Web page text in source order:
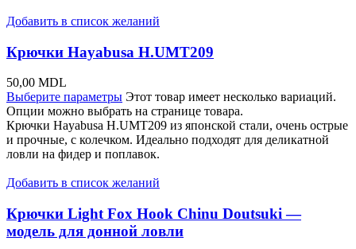
Добавить в список желаний
Крючки Hayabusa H.UMT209
50,00 MDL
Выберите параметры Этот товар имеет несколько вариаций.
Опции можно выбрать на странице товара.
Крючки Hayabusa H.UMT209 из японской стали, очень острые
и прочные, с колечком. Идеально подходят для деликатной
ловли на фидер и поплавок.
Добавить в список желаний
Крючки Light Fox Hook Chinu Doutsuki —
модель для донной ловли